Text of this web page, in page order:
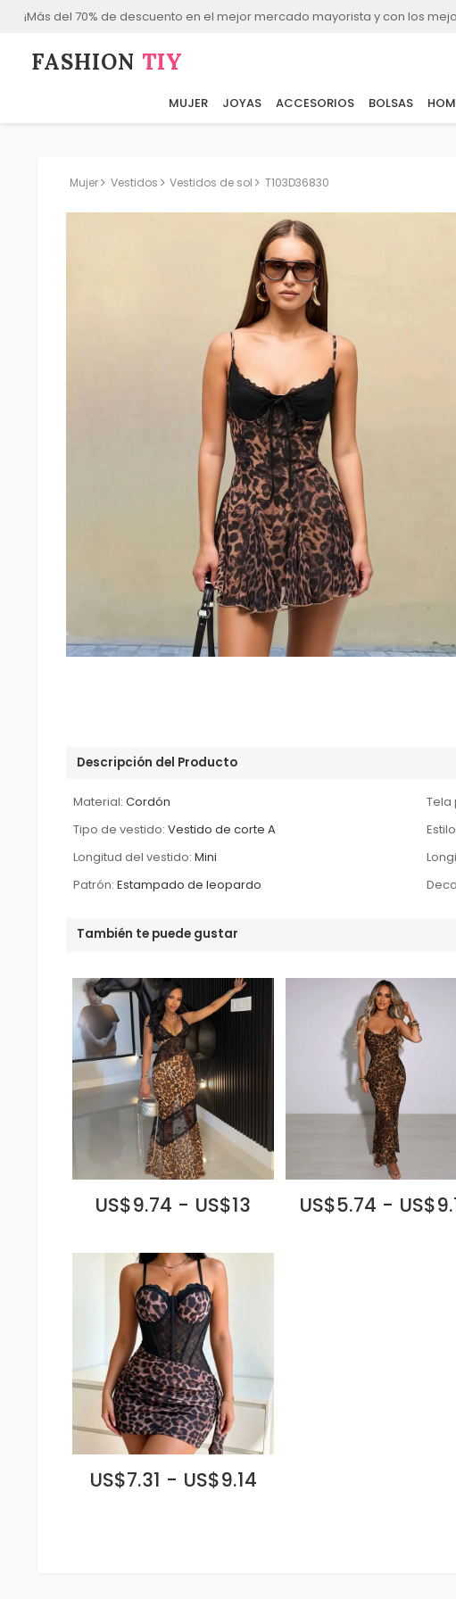
¡Más del 70% de descuento en el mejor mercado mayorista y con los
FASHION⁠ TIY
MUJER JOYAS ACCESORIOS BOLSAS
Mujer Vestidos Vestidos de sol T103D36830
Descripción del Producto
Material: Cordón Tela
Tipo de vestido: Vestido de corte A
Longitud del vestido: Mini
Patrón: Estampado de leopardo
También te puede gustar
US$9.74 - US$13 US$5.74 -
US$7.31 - US$9.14